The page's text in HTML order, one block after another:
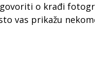
o krađi
vas prikažu